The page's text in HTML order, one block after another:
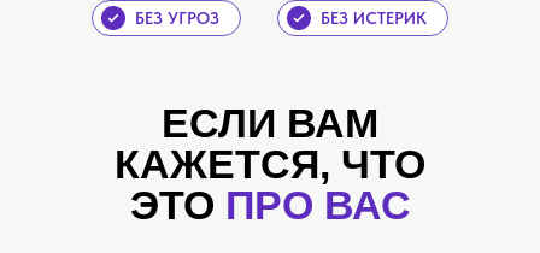
БЕЗ УГРОЗ БЕЗ ИСТЕРИК
ЕСЛИ ВАМ
КАЖЕТСЯ, ЧТО
ЭТО ПРО ВАС